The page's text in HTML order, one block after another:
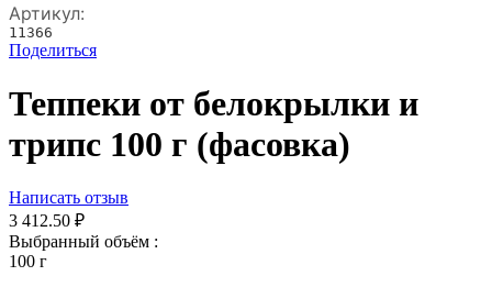
Артикул:
11366
Поделиться
Теппеки от белокрылки и
трипс 100 г (фасовка)
Написать отзыв
3 412.50 ₽
Выбранный объём :
100 г